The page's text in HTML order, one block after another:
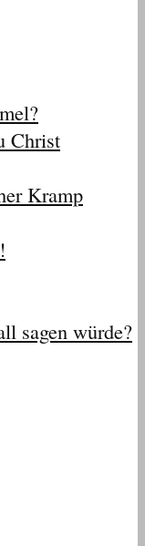
Christ
Kramp
sagen würde?